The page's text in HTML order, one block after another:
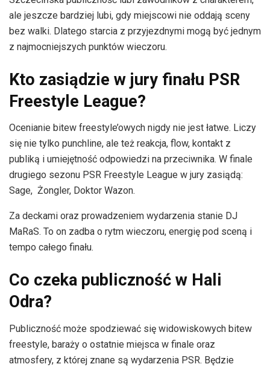
ale jeszcze bardziej lubi, gdy miejscowi nie oddają sceny
bez walki. Dlatego starcia z przyjezdnymi mogą być jednym
z najmocniejszych punktów wieczoru.
Kto zasiądzie w jury finału PSR
Freestyle League?
Ocenianie bitew freestyle’owych nigdy nie jest łatwe. Liczy
się nie tylko punchline, ale też reakcja, flow, kontakt z
publiką i umiejętność odpowiedzi na przeciwnika. W finale
drugiego sezonu PSR Freestyle League w jury zasiądą:
Sage, Żongler, Doktor Wazon.
Za deckami oraz prowadzeniem wydarzenia stanie DJ
MaRaS. To on zadba o rytm wieczoru, energię pod sceną i
tempo całego finału.
Co czeka publiczność w Hali
Odra?
Publiczność może spodziewać się widowiskowych bitew
freestyle, baraży o ostatnie miejsca w finale oraz
atmosfery, z której znane są wydarzenia PSR. Będzie